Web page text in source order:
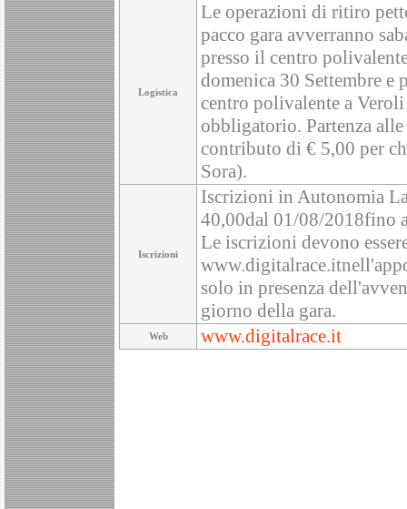
Logistica
Le operazioni di ritiro
pacco gara avverranno
presso il centro
domenica 30 Settembre
centro polivalente a
obbligatorio. Partenza
contributo di € 5,00 per
Sora).
Iscrizioni
Iscrizioni in Autonomia
40,00dal 01/08/2018fino
Le iscrizioni devono
solo in presenza
giorno della gara.
Web www.digitalrace.it